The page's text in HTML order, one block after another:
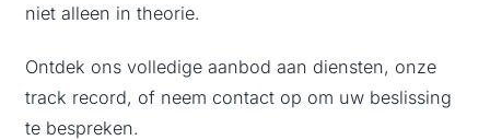
niet alleen in theorie.
Ontdek ons volledige aanbod aan diensten, onze
track record, of neem contact op om uw beslissing
te bespreken.